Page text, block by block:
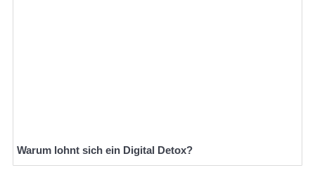
Warum lohnt sich ein Digital Detox?